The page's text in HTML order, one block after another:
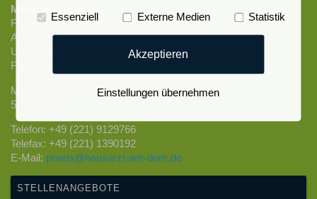
Matthias Salewski
Facharzt für Innere Medizin /Nephrologie
Arzt für Naturheilverfahren
Umweltmedizin, Mitochondrienmedizin
Funktionelle Medizin
Marzellenstraße 1
50667 Köln
Telefon: +49 (221) 9129766
Telefax: +49 (221) 1390192
E-Mail: praxis@hausarzt-am-dom.de
STELLENANGEBOTE
Essenziell Externe Medien Statistik
Akzeptieren
Einstellungen übernehmen